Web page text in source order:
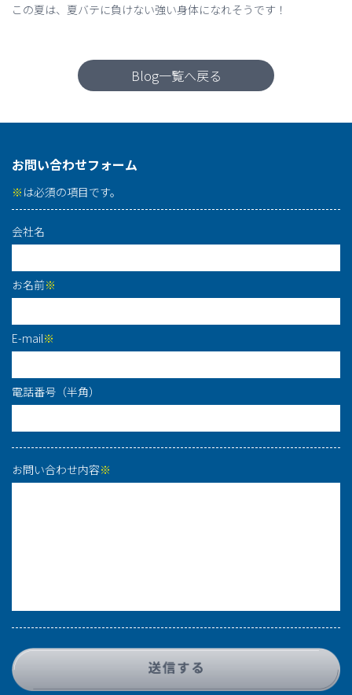
この夏は、夏バテに負けない強い身体になれそうです！
Blog一覧へ戻る
お問い合わせフォーム
※ は必須の項目です。
会社名
お名前※
E-mail※
電話番号（半角）
お問い合わせ内容※